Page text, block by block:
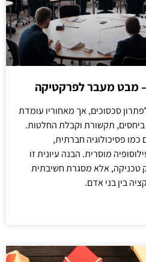
– מבט מעבר לפרקטיקה
סכסוכים, אך מאחוריו עומדת
תקשורת וקבלת החלטות.
פסיכולוגיה חברתית,
מוסרית. הבנה עיונית זו
טכניקה, אלא מסגרת חשיבתית
בין בני אדם.